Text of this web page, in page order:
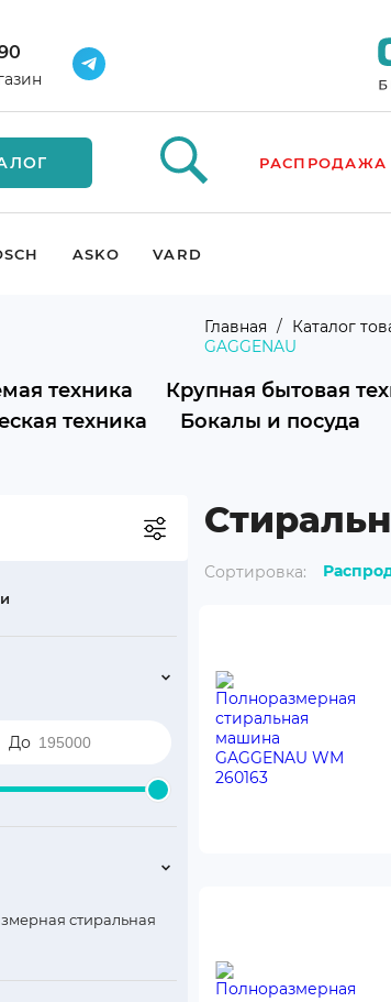
для бытовой
РАСПРОДАЖА
ASKO VARD
Главная Каталог
GAGGENAU
техника Крупная бытовая
техника
Бокалы и посуда
Сортировка:
До
стиральная